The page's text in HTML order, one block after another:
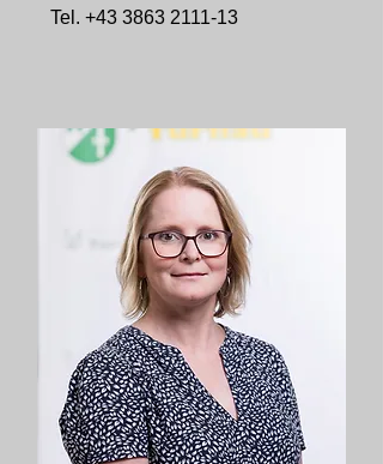
Tel. +43 3863 2111-13